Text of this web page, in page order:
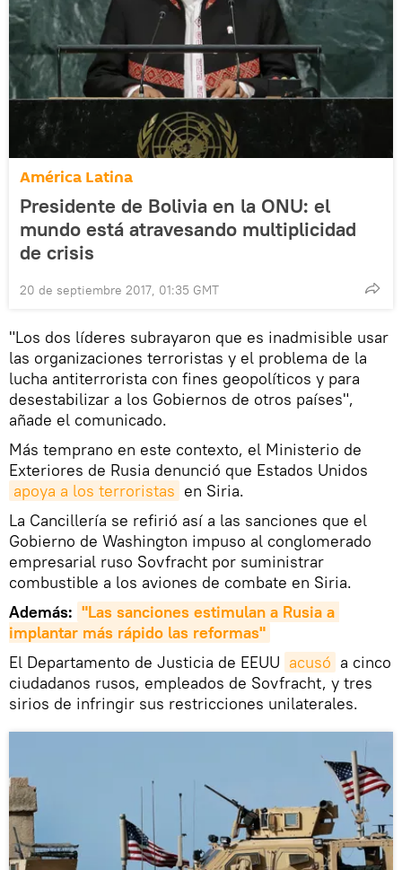
América Latina
Presidente de Bolivia en la ONU: el
mundo está atravesando multiplicidad
de crisis
20 de septiembre 2017, 01:35 GMT
"Los dos líderes subrayaron que es inadmisible usar
las organizaciones terroristas y el problema de la
lucha antiterrorista con fines geopolíticos y para
desestabilizar a los Gobiernos de otros países",
añade el comunicado.
Más temprano en este contexto, el Ministerio de
Exteriores de Rusia denunció que Estados Unidos
apoya a los terroristas en Siria.
La Cancillería se refirió así a las sanciones que el
Gobierno de Washington impuso al conglomerado
empresarial ruso Sovfracht por suministrar
combustible a los aviones de combate en Siria.
Además: "Las sanciones estimulan a Rusia a
implantar más rápido las reformas"
El Departamento de Justicia de EEUU acusó a cinco
ciudadanos rusos, empleados de Sovfracht, y tres
sirios de infringir sus restricciones unilaterales.